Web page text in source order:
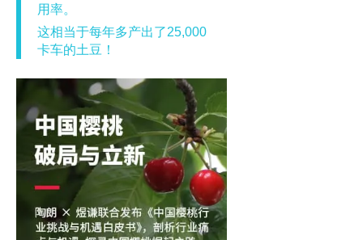
用率。
这相当于每年多产出了25,000
卡车的土豆！